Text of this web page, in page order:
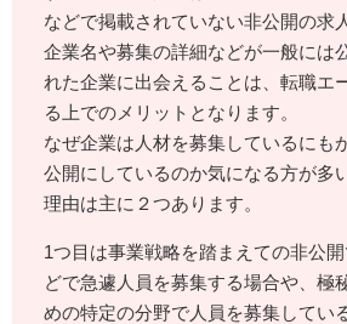
などで掲載されていない非公開の求
企業名や募集の詳細などが一般には
れた企業に出会えることは、転職エ
る上でのメリットとなります。
なぜ企業は人材を募集しているにも
公開にしているのか気になる方が多
理由は主に２つあります。
1つ目は事業戦略を踏まえての非公
どで急遽人員を募集する場合や、極
めの特定の分野で人員を募集してい